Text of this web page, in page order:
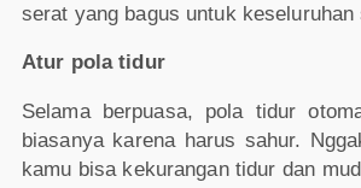
serat yang bagus untuk
Atur pola tidur
Selama berpuasa, pola tidur
biasanya karena harus sahur.
kamu bisa kekurangan tidur dan